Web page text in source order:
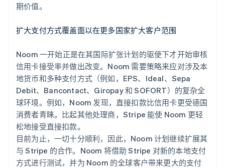
期价值。
扩大支付方式覆盖面以在更多国家扩大客户范围
Noom 一开始正是在其国际扩张计划的驱使下才开始审核
信用卡接受率并做出改变。Noom 需要策略来应对涉及本
地货币和多种支付方式（例如，EPS、Ideal、Sepa
Debit、Bancontact、Giropay 和 SOFORT）的复杂全
球环境。例如，Noom 发现，直接扣款比信用卡更受德国
消费者青睐。比起其他处理商，Stripe 能使 Noom 更轻
松地接受直接扣款。
目前为止，一切十分顺利，因此，Noom 计划继续扩展其
与 Stripe 的合作。Noom 将借助 Stripe 对新的本地支付
方式进行测试，并为 Noom 的全球客户带来更大的支付